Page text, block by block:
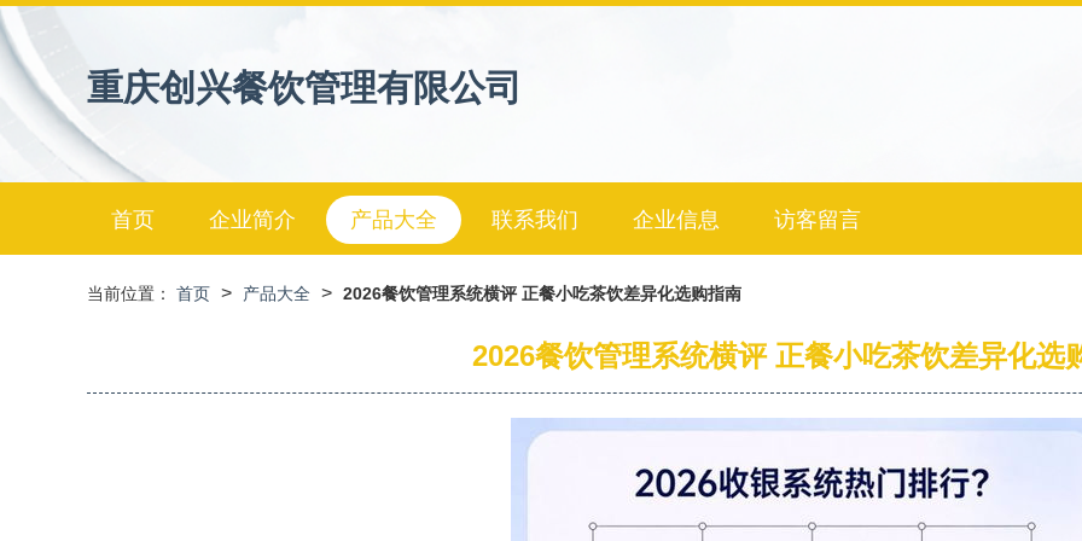
重庆创兴餐饮管理有限公司
首页 企业简介 产品大全 联系我们 企业信息 访客留言
当前位置： 首页 > 产品大全 > 2026餐饮管理系统横评 正餐小吃茶饮差异化选购指南
2026餐饮管理系统横评 正餐小吃茶饮差异化选